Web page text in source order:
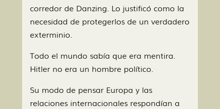
corredor de Danzing. Lo justificó como la
necesidad de protegerlos de un verdadero
exterminio.
Todo el mundo sabía que era mentira.
Hitler no era un hombre político.
Su modo de pensar Europa y las
relaciones internacionales respondían a